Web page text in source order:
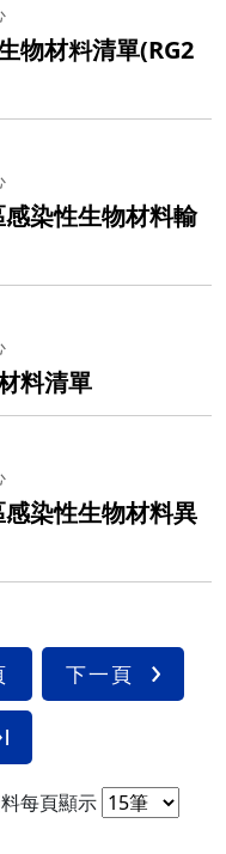
物材料清單(RG2
染性生物材料輸
料清單
染性生物材料異
下一頁
每頁顯示